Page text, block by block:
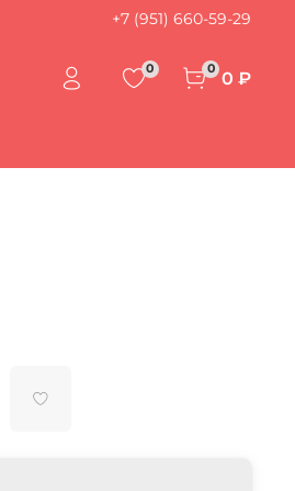
+7 (951) 660-59-29
0 0 0 ₽